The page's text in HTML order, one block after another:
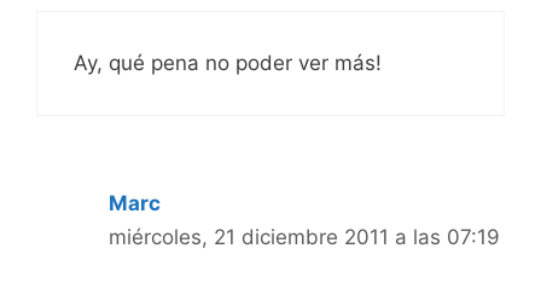
Ay, qué pena no poder ver más!
Marc
miércoles, 21 diciembre 2011 a las 07:19